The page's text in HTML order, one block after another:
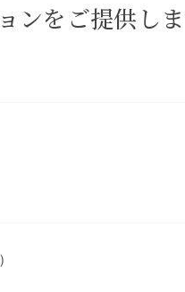
ンをご提供しま